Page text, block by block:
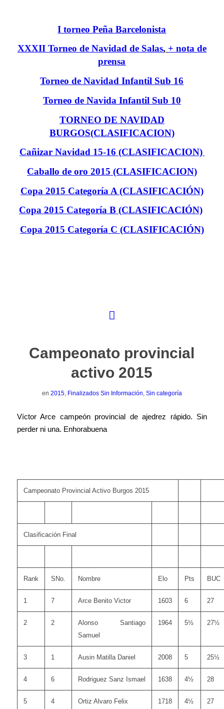
I torneo Peña Barcelonista
XXXII Torneo de Navidad de Salas, + nota de
prensa
Torneo de Navidad Infantil Sub 16
Torneo de Navida Infantil Sub 10
TORNEO DE NAVIDAD
BURGOS(CLASIFICACION)
Cañizar Navidad 15-16 (CLASIFICACION)
Caballo de oro 2015 (CLASIFICACION)
Copa 2015 Categoría A (CLASIFICACIÓN)
Copa 2015 Categoría B (CLASIFICACIÓN)
Copa 2015 Categoría C (CLASIFICACIÓN)
Campeonato provincial
activo 2015
en 2015, Finalizados Sin Información, Sin categoría
Víctor Arce campeón provincial de ajedrez rápido. Sin
perder ni una. Enhorabuena
Campeonato Provincial Activo Burgos 2015
Clasificación Final
Rank SNo. Nombre Elo Pts BUC
1 7 Arce Benito Victor 1603 6 27
2 2
Alonso Santiago
Samuel
1964 5½ 27½
3 1 Ausin Matilla Daniel 2008 5 25½
4 6 Rodriguez Sanz Ismael 1638 4½ 28
5 4 Ortiz Alvaro Felix 1718 4½ 27